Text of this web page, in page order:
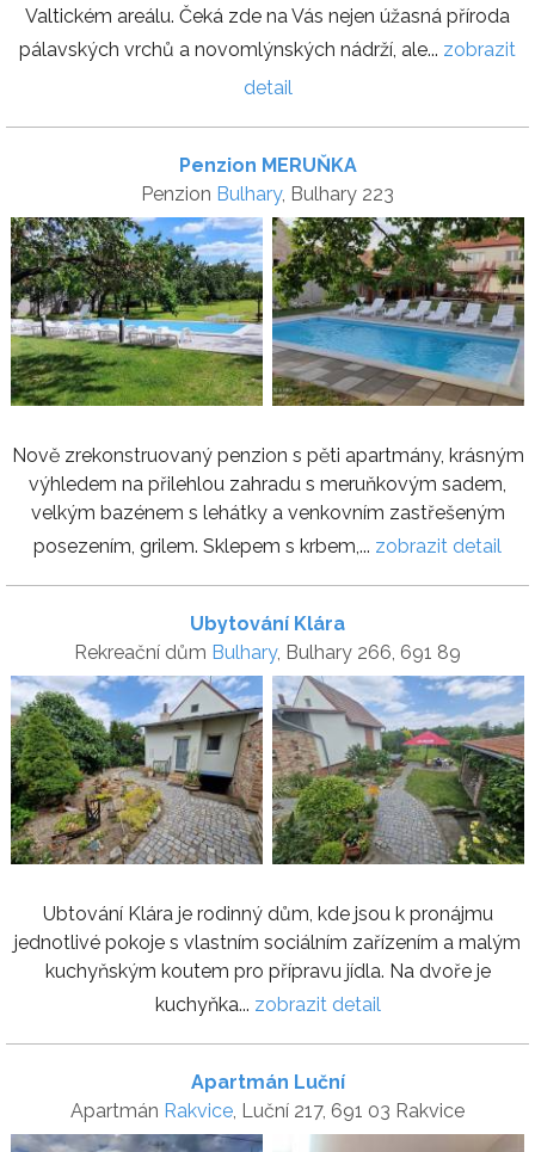
Valtickém areálu. Čeká zde na Vás nejen úžasná příroda
pálavských vrchů a novomlýnských nádrží, ale... zobrazit
detail
Penzion MERUŇKA
Penzion Bulhary, Bulhary 223
Nově zrekonstruovaný penzion s pěti apartmány, krásným
výhledem na přilehlou zahradu s meruňkovým sadem,
velkým bazénem s lehátky a venkovním zastřešeným
posezením, grilem. Sklepem s krbem,... zobrazit detail
Ubytování Klára
Rekreační dům Bulhary, Bulhary 266, 691 89
Ubtování Klára je rodinný dům, kde jsou k pronájmu
jednotlivé pokoje s vlastním sociálním zařízením a malým
kuchyňským koutem pro přípravu jídla. Na dvoře je
kuchyňka... zobrazit detail
Apartmán Luční
Apartmán Rakvice, Luční 217, 691 03 Rakvice